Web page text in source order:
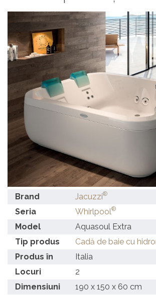
Brand Jacuzzi®
Seria Whirlpool®
Model
Aquasoul Extra
Tip produs
Cadă de baie cu
Produs în
Italia
Locuri
2
Dimensiuni
190 x 150 x 60 cm